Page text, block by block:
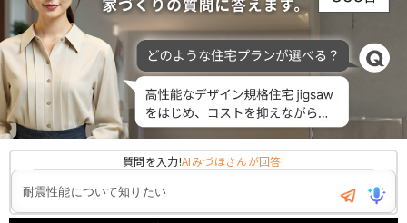
質問を入力!AIみづほさんが回答!